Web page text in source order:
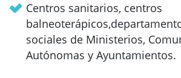
Centros sanitarios, centros
sociales de Ministerios,
Autónomas y Ayuntamientos.